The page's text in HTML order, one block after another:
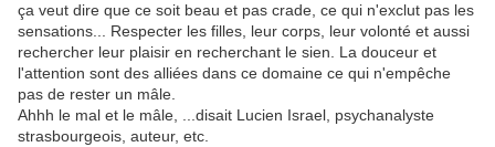
ça veut dire que ce soit beau et pas crade, ce qui n'exclut pas les
sensations... Respecter les filles, leur corps, leur volonté et aussi
rechercher leur plaisir en recherchant le sien. La douceur et
l'attention sont des alliées dans ce domaine ce qui n'empêche
pas de rester un mâle.
Ahhh le mal et le mâle, ...disait Lucien Israel, psychanalyste
strasbourgeois, auteur, etc.